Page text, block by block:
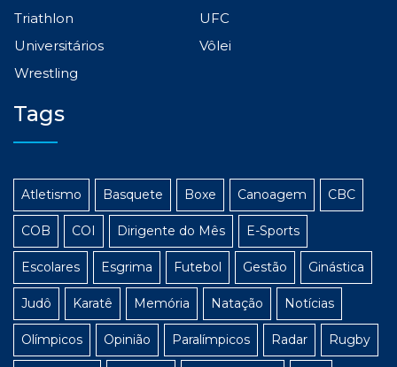
Triathlon
UFC
Universitários
Vôlei
Wrestling
Tags
Atletismo Basquete Boxe Canoagem CBC
COB COI Dirigente do Mês E-Sports
Escolares Esgrima Futebol Gestão Ginástica
Judô Karatê Memória Natação Notícias
Olímpicos Opinião Paralímpicos Radar Rugby